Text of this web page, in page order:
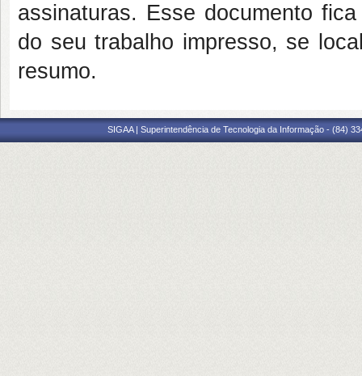
assinaturas. Esse documento
do seu trabalho impresso, se
resumo.
SIGAA | Superintendência de Tecnologia da Informação - (84)